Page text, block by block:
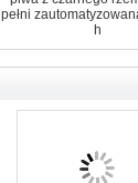
pełni
h